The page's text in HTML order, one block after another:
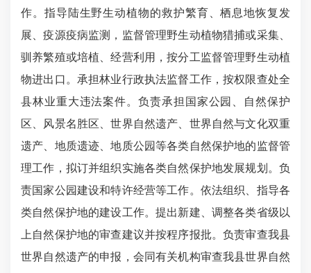
作。指导陆生野生动植物的救护繁育、栖息地恢复发
展、疫源疫病监测，监督管理野生动植物猎捕或采集、
驯养繁殖或培植、经营利用，按分工监督管理野生动植
物进出口。承担林业行政执法监督工作，按权限查处全
县林业重大违法案件。负责承担国家公园、自然保护
区、风景名胜区、世界自然遗产、世界自然与文化双重
遗产、地质遗迹、地质公园等各类自然保护地的监督管
理工作，拟订并组织实施各类自然保护地发展规划。负
责国家公园建设和特许经营等工作。依法组织、指导各
类自然保护地的建设工作。提出新建、调整各类省级以
上自然保护地的审查建议并按程序报批。负责审查我县
世界自然遗产的申报，会同有关机构审查我县世界自然